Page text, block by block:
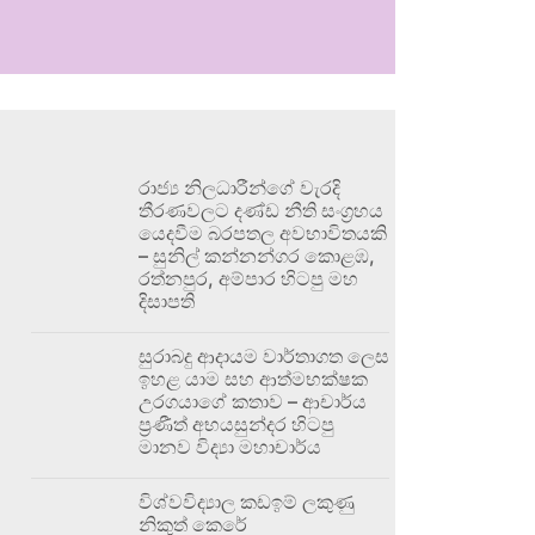
රාජ්‍ය නිලධාරීන්ගේ වැරදි
තීරණවලට දණ්ඩ නීති සංග්‍රහය
යෙදවීම බරපතල අවභාවිතයකි
– සුනිල් කන්නන්ගර කොළඹ,
රත්නපුර, අම්පාර හිටපු මහ
දිසාපති
සුරාබදු ආදායම වාර්තාගත ලෙස
ඉහළ යාම සහ ආත්මභක්ෂක
උරගයාගේ කතාව – ආචාර්ය
ප්‍රණීත් අභයසුන්දර හිටපු
මානව විද්‍යා මහාචාර්ය
විශ්වවිද්‍යාල කඩඉම් ලකුණු
නිකුත් කෙරේ